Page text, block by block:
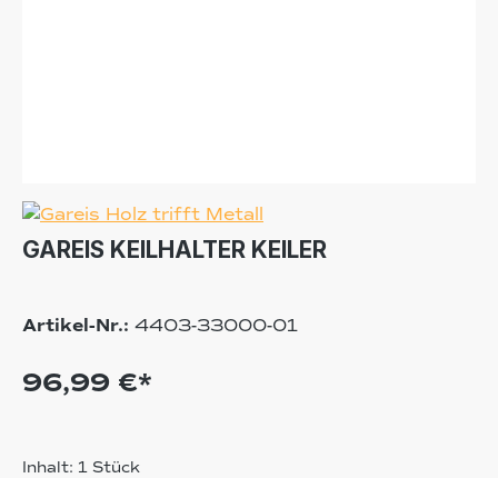
GAREIS KEILHALTER KEILER
Artikel-Nr.: 4403-33000-01
96,99 €*
Inhalt: 1 Stück